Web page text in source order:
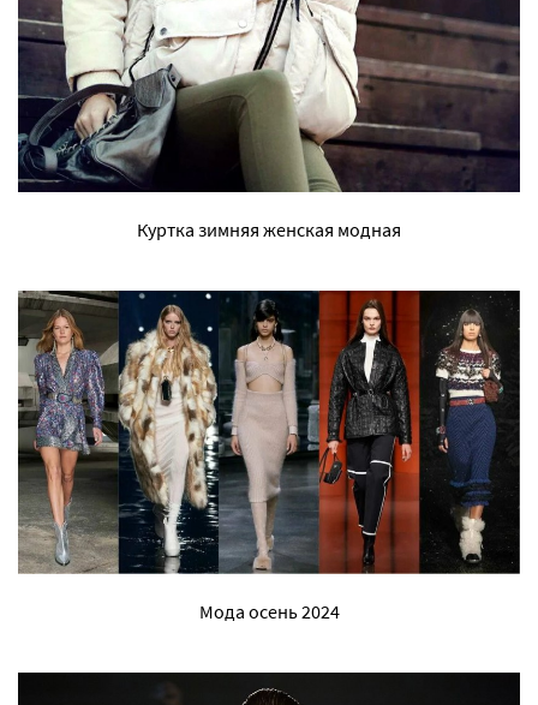
Куртка зимняя женская модная
Мода осень 2024